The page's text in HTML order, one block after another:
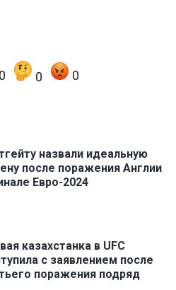
0 0 0
назвали идеальную
после поражения Англии
Евро-2024
казахстанка в UFC
с заявлением после
поражения подряд